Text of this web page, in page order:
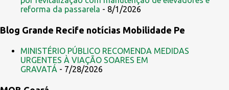
á
o
s
reforma da passarela - 8/1/2026
Blog Grande Recife notícias Mobilidade Pe
MINISTÉRIO PÚBLICO RECOMENDA MEDIDAS
URGENTES À VIAÇÃO SOARES EM
GRAVATÁ - 7/28/2026